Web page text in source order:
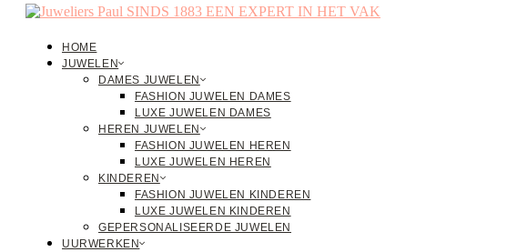
HOME
JUWELEN
DAMES JUWELEN
FASHION JUWELEN DAMES
LUXE JUWELEN DAMES
HEREN JUWELEN
FASHION JUWELEN HEREN
LUXE JUWELEN HEREN
KINDEREN
FASHION JUWELEN KINDEREN
LUXE JUWELEN KINDEREN
GEPERSONALISEERDE JUWELEN
UURWERKEN